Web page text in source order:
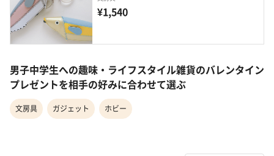
¥1,540
男子中学生への趣味・ライフスタイル雑貨のバレンタイン
プレゼントを相手の好みに合わせて選ぶ
文房具 ガジェット ホビー